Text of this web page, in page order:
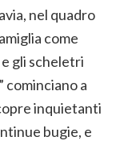
nel quadro
come
gli scheletri
cominciano a
inquietanti
bugie, e